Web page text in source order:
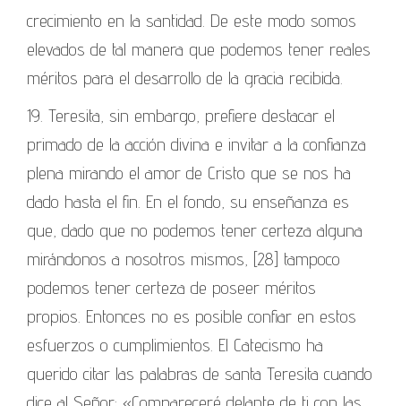
crecimiento en la santidad. De este modo somos
elevados de tal manera que podemos tener reales
méritos para el desarrollo de la gracia recibida.
19. Teresita, sin embargo, prefiere destacar el
primado de la acción divina e invitar a la confianza
plena mirando el amor de Cristo que se nos ha
dado hasta el fin. En el fondo, su enseñanza es
que, dado que no podemos tener certeza alguna
mirándonos a nosotros mismos, [28] tampoco
podemos tener certeza de poseer méritos
propios. Entonces no es posible confiar en estos
esfuerzos o cumplimientos. El Catecismo ha
querido citar las palabras de santa Teresita cuando